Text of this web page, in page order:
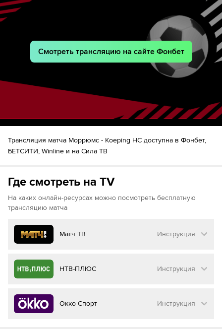
Смотреть трансляцию на сайте Фонбет
Трансляция матча Moppюмc - Koeping HC доступна в Фонбет,
БЕТСИТИ, Winline и на Сила ТВ
Где смотреть на TV
На каких онлайн-ресурсах можно посмотреть бесплатную
трансляцию матча
Матч ТВ Инструкция
Как смотреть бесплатно трансляцию матча
Матч ТВ
Инструкция
Перейдите на сайт МАТЧ ТВ
НТВ-ПЛЮС Инструкция
Как смотреть бесплатно трансляцию матча
на НТВ ПЛЮС
Окко Спорт Инструкция